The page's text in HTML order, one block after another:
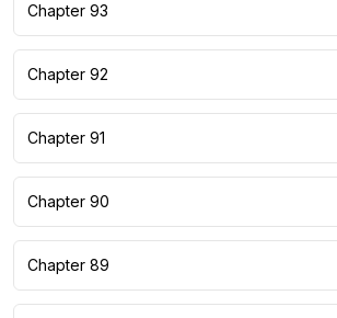
Chapter 93
Chapter 92
Chapter 91
Chapter 90
Chapter 89